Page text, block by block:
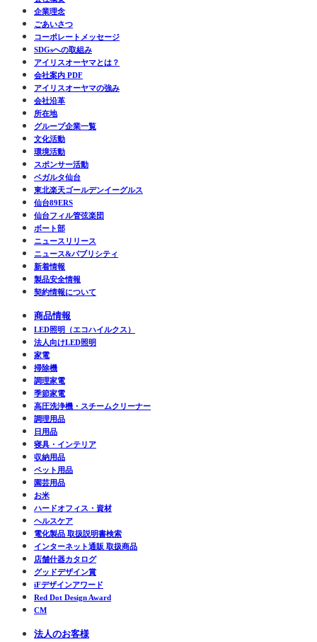
企業理念
ごあいさつ
コーポレートメッセージ
SDGsへの取組み
アイリスオーヤマとは？
会社案内 PDF
アイリスオーヤマの強み
会社沿革
所在地
グループ企業一覧
文化活動
環境活動
スポンサー活動
ベガルタ仙台
東北楽天ゴールデンイーグルス
仙台89ERS
仙台フィル管弦楽団
ボート部
ニュースリリース
ニュース&パブリシティ
新着情報
製品安全情報
契約情報について
商品情報
LED照明（エコハイルクス）
法人向けLED照明
家電
掃除機
調理家電
季節家電
高圧洗浄機・スチームクリーナー
調理用品
日用品
寝具・インテリア
収納用品
ペット用品
園芸用品
お米
ハードオフィス・資材
ヘルスケア
電化製品 取扱説明書検索
インターネット通販 取扱商品
店舗什器カタログ
グッドデザイン賞
iFデザインアワード
Red Dot Design Award
CM
法人のお客様